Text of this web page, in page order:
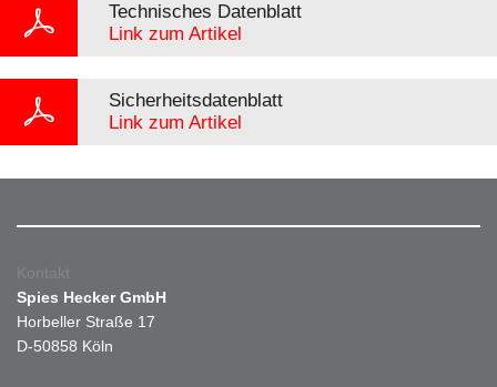
Technisches Datenblatt
Link zum Artikel
Sicherheitsdatenblatt
Link zum Artikel
Kontakt
Spies Hecker GmbH
Horbeller Straße 17
D-50858 Köln